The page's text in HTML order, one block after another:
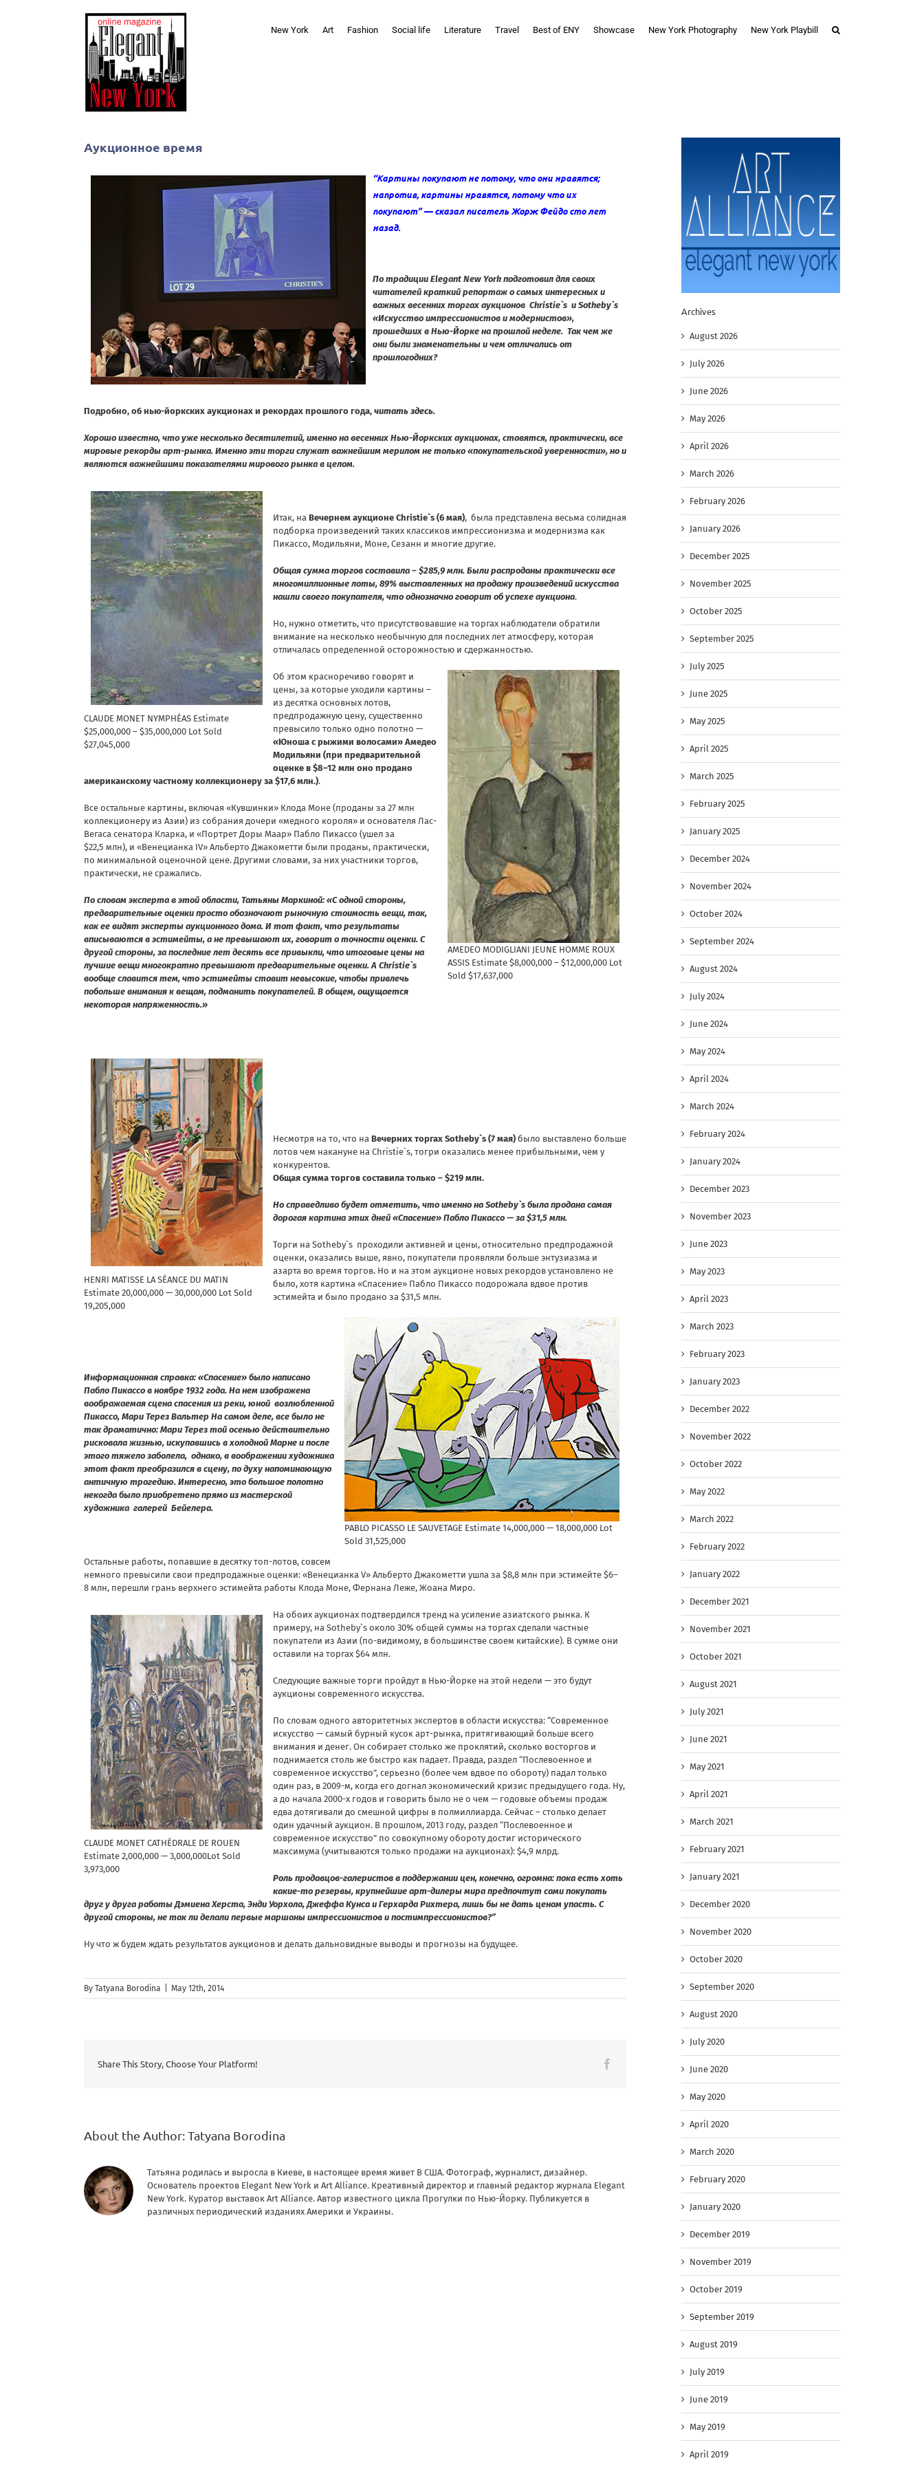
New York Art Fashion Social life Literature Travel Best of ENY Showcase New York Photography New York Playbill
Аукционное время
“Картины покупают не потому, что они нравятся;
напротив, картины нравятся, потому что их
покупают” — сказал писатель Жорж Фейдо сто лет
назад.
По традиции Elegant New York подготовил для своих
читателей краткий репортаж о самых интересных и
важных весенних торгах аукционов Christie`s и Sotheby`s
«Искусство импрессионистов и модернистов»,
прошедших в Нью-Йорке на прошлой неделе. Так чем же
они были знаменательны и чем отличались от
прошлогодних?
Подробно, об нью-йоркских аукционах и рекордах прошлого года, читать здесь.
Хорошо известно, что уже несколько десятилетий, именно на весенних Нью-Йоркских аукционах, ставятся, практически, все
мировые рекорды арт-рынка. Именно эти торги служат важнейшим мерилом не только «покупательской уверенности», но и
являются важнейшими показателями мирового рынка в целом.
CLAUDE MONET NYMPHÉAS Estimate
$25,000,000 – $35,000,000 Lot Sold
$27,045,000
Итак, на Вечернем аукционе Christie`s (6 мая), была представлена весьма солидная
подборка произведений таких классиков импрессионизма и модернизма как
Пикассо, Модильяни, Моне, Сезанн и многие другие.
Общая сумма торгов составила – $285,9 млн. Были распроданы практически все
многомиллионные лоты, 89% выставленных на продажу произведений искусства
нашли своего покупателя, что однозначно говорит об успехе аукциона.
Но, нужно отметить, что присутствовавшие на торгах наблюдатели обратили
внимание на несколько необычную для последних лет атмосферу, которая
отличалась определенной осторожностью и сдержанностью.
AMEDEO MODIGLIANI JEUNE HOMME ROUX
ASSIS Estimate $8,000,000 – $12,000,000 Lot
Sold $17,637,000
Об этом красноречиво говорят и
цены, за которые уходили картины –
из десятка основных лотов,
предпродажную цену, существенно
превысило только одно полотно —
«Юноша с рыжими волосами» Амедео
Модильяни (при предварительной
оценке в $8–12 млн оно продано
американскому частному коллекционеру за $17,6 млн.).
Все остальные картины, включая «Кувшинки» Клода Моне (проданы за 27 млн
коллекционеру из Азии) из собрания дочери «медного короля» и основателя Лас-
Вегаса сенатора Кларка, и «Портрет Доры Маар» Пабло Пикассо (ушел за
$22,5 млн), и «Венецианка IV» Альберто Джакометти были проданы, практически,
по минимальной оценочной цене. Другими словами, за них участники торгов,
практически, не сражались.
По словам эксперта в этой области, Татьяны Маркиной: «С одной стороны,
предварительные оценки просто обозначают рыночную стоимость вещи, так,
как ее видят эксперты аукционного дома. И тот факт, что результаты
вписываются в эстимейты, а не превышают их, говорит о точности оценки. С
другой стороны, за последние лет десять все привыкли, что итоговые цены на
лучшие вещи многократно превышают предварительные оценки. А Christie`s
вообще славится тем, что эстимейты ставит невысокие, чтобы привлечь
побольше внимания к вещам, подманить покупателей. В общем, ощущается
некоторая напряженность.»
HENRI MATISSE LA SÉANCE DU MATIN
Estimate 20,000,000 — 30,000,000 Lot Sold
19,205,000
Несмотря на то, что на Вечерних торгах Sotheby`s (7 мая) было выставлено больше
лотов чем накануне на Christie`s, тогри оказались менее прибыльными, чем у
конкурентов.
Общая сумма торгов составила только – $219 млн.
Но справедливо будет отметить, что именно на Sotheby`s была продана самая
дорогая картина этих дней «Спасение» Пабло Пикассо — за $31,5 млн.
Торги на Sotheby`s проходили активней и цены, относительно предпродажной
оценки, оказались выше, явно, покупатели проявляли больше энтузиазма и
азарта во время торгов. Но и на этом аукционе новых рекордов установлено не
было, хотя картина «Спасение» Пабло Пикассо подорожала вдвое против
эстимейта и было продано за $31,5 млн.
PABLO PICASSO LE SAUVETAGE Estimate 14,000,000 — 18,000,000 Lot
Sold 31,525,000
Информационная справка: «Спасение» было написано
Пабло Пикассо в ноябре 1932 года. На нем изображена
воображаемая сцена спасения из реки, юной возлюбленной
Пикассо, Мари Терез Вальтер На самом деле, все было не
так драматично: Мари Терез той осенью действительно
рисковала жизнью, искупавшись в холодной Марне и после
этого тяжело заболела, однако, в воображении художника
этот факт преобразился в сцену, по духу напоминающую
античную трагедию. Интересно, это большое полотно
некогда было приобретено прямо из мастерской
художника галерей Бейелера.
Остальные работы, попавшие в десятку топ-лотов, совсем
немного превысили свои предпродажные оценки: «Венецианка V» Альберто Джакометти ушла за $8,8 млн при эстимейте $6–
8 млн, перешли грань верхнего эстимейта работы Клода Моне, Фернана Леже, Жоана Миро.
CLAUDE MONET CATHÉDRALE DE ROUEN
Estimate 2,000,000 — 3,000,000Lot Sold
3,973,000
На обоих аукционах подтвердился тренд на усиление азиатского рынка. К
примеру, на Sotheby`s около 30% общей суммы на торгах сделали частные
покупатели из Азии (по-видимому, в большинстве своем китайские). В сумме они
оставили на торгах $64 млн.
Следующие важные торги пройдут в Нью-Йорке на этой недели — это будут
аукционы современного искусства.
По словам одного авторитетных экспертов в области искусства: “Современное
искусство — самый бурный кусок арт-рынка, притягивающий больше всего
внимания и денег. Он собирает столько же проклятий, сколько восторгов и
поднимается столь же быстро как падает. Правда, раздел “Послевоенное и
современное искусство”, серьезно (более чем вдвое по обороту) падал только
один раз, в 2009-м, когда его догнал экономический кризис предыдущего года. Ну,
а до начала 2000-х годов и говорить было не о чем — годовые объемы продаж
едва дотягивали до смешной цифры в полмиллиарда. Сейчас – столько делает
один удачный аукцион. В прошлом, 2013 году, раздел “Послевоенное и
современное искусство” по совокупному обороту достиг исторического
максимума (учитываются только продажи на аукционах): $4,9 млрд.
Роль продавцов-галеристов в поддержании цен, конечно, огромна: пока есть хоть
какие-то резервы, крупнейшие арт-дилеры мира предпочтут сами покупать
друг у друга работы Дэмиена Херста, Энди Уорхола, Джеффа Кунса и Герхарда Рихтера, лишь бы не дать ценам упасть. С
другой стороны, не так ли делали первые маршаны импрессионистов и постимпрессионистов?”
Ну что ж будем ждать результатов аукционов и делать дальновидные выводы и прогнозы на будущее.
By Tatyana Borodina May 12th, 2014
Share This Story, Choose Your Platform!
About the Author:Tatyana Borodina
Татьяна родилась и выросла в Киеве, в настоящее время живет В США. Фотограф, журналист, дизайнер.
Основатель проектов Elegant New York и Art Alliance. Креативный директор и главный редактор журнала Elegant
New York. Куратор выставок Art Alliance. Автор известного цикла Прогулки по Нью-Йорку. Публикуется в
различных периодический изданиях Америки и Украины.
Archives
August 2026
July 2026
June 2026
May 2026
April 2026
March 2026
February 2026
January 2026
December 2025
November 2025
October 2025
September 2025
July 2025
June 2025
May 2025
April 2025
March 2025
February 2025
January 2025
December 2024
November 2024
October 2024
September 2024
August 2024
July 2024
June 2024
May 2024
April 2024
March 2024
February 2024
January 2024
December 2023
November 2023
June 2023
May 2023
April 2023
March 2023
February 2023
January 2023
December 2022
November 2022
October 2022
May 2022
March 2022
February 2022
January 2022
December 2021
November 2021
October 2021
August 2021
July 2021
June 2021
May 2021
April 2021
March 2021
February 2021
January 2021
December 2020
November 2020
October 2020
September 2020
August 2020
July 2020
June 2020
May 2020
April 2020
March 2020
February 2020
January 2020
December 2019
November 2019
October 2019
September 2019
August 2019
July 2019
June 2019
May 2019
April 2019